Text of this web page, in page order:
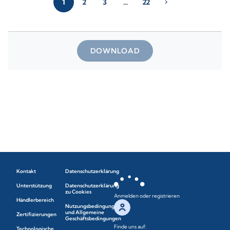
1 2 3 … 22 chevron_right
DOWNLOAD
Kontakt
Unterstützung
Händlerbereich
Zertifizierungen
Datenschutzerklärung
Datenschutzerklärung
zu Cookies
Nutzungsbedingungen
und Allgemeine
Geschäftsbedingungen
Anmelden oder registrieren
Finde uns auf: